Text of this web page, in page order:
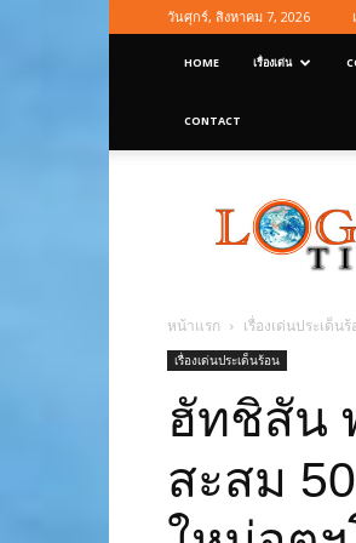
วันศุกร์, สิงหาคม 7, 2026
HOME เรื่องเด่น
CONTACT
Magazine
หน้าแรก เรื่องเด่นประเด็น
เรื่องเด่นประเด็นร้อน
ฮัทชิสัน
สะสม